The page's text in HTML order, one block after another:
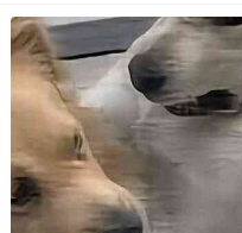
狂信者、有害物質、毒薬、猛毒、
他人の悪口は山ほどほざくが反省
腐って歪んだプライドの持ち主、
け。
怠け者、無能、無脳、脳軟化症、
腐敗、膿、下劣、下等生物、劣等
人格障害、守銭奴、見栄っ張り、
イカレ、乞食、浮浪者、ルンペン
迷惑、困りもの、厄介者、村八分、
大虐殺者。ナチスドイツ、731部隊
持っていた」